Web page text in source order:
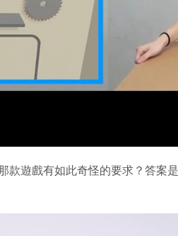
款遊戲有如此奇怪的要求？答案